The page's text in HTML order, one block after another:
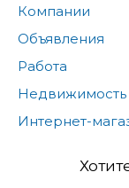
Компании
Объявления
Работа
Недвижимость
Интернет-